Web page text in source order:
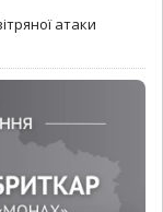
атаки